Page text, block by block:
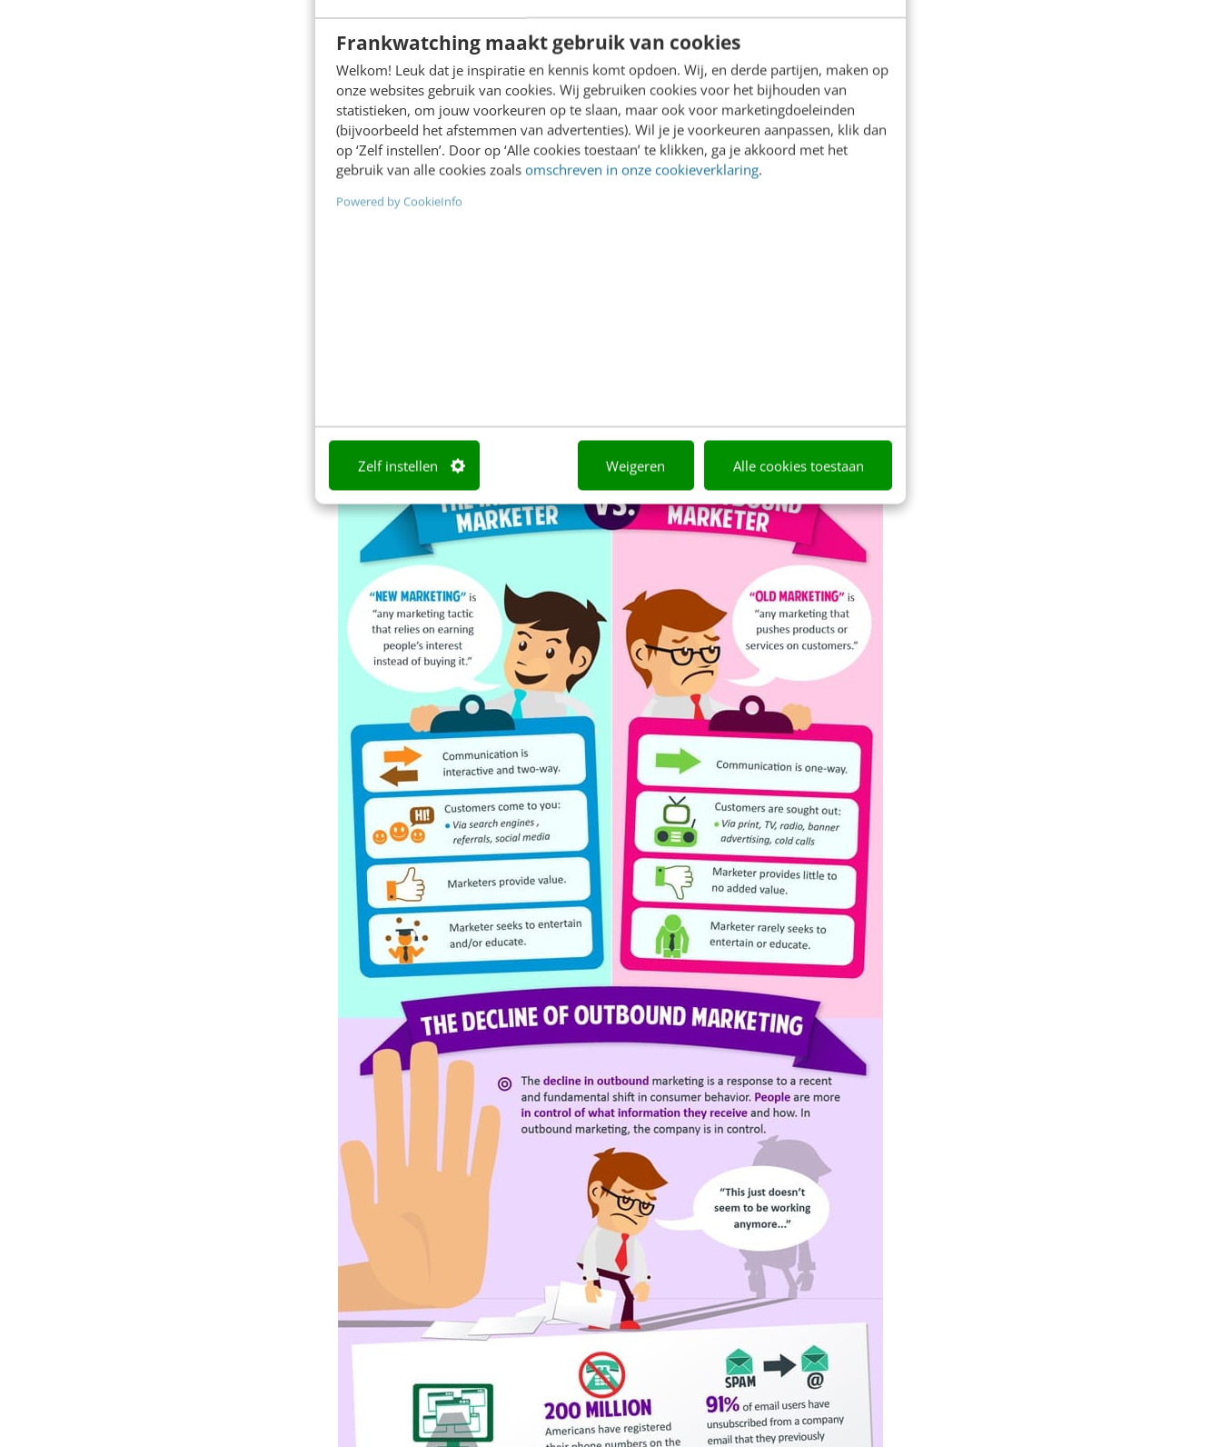
Frankwatching maakt gebruik van cookies
Welkom! Leuk dat je inspiratie en kennis komt opdoen. Wij, en derde partijen, maken op
onze websites gebruik van cookies. Wij gebruiken cookies voor het bijhouden van
statistieken, om jouw voorkeuren op te slaan, maar ook voor marketingdoeleinden
(bijvoorbeeld het afstemmen van advertenties). Wil je je voorkeuren aanpassen, klik dan
op ‘Zelf instellen’. Door op ‘Alle cookies toestaan’ te klikken, ga je akkoord met het
gebruik van alle cookies zoals omschreven in onze cookieverklaring.
Powered by CookieInfo
Zelf instellen Weigeren Alle cookies toestaan